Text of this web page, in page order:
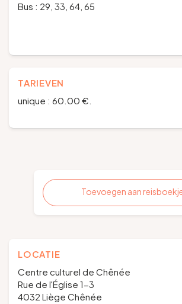
Bus : 29, 33, 64, 65
TARIEVEN
unique : 60.00 €.
Toevoegen aan
LOCATIE
Centre culturel de Chênée
Rue de l'Église 1-3
4032 Liège Chênée